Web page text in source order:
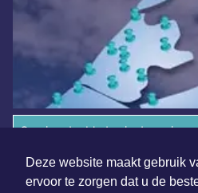
Deze website maakt gebruik
ervoor te zorgen dat u de
Overige dagbladen in de regio
Algemene voorwaarden